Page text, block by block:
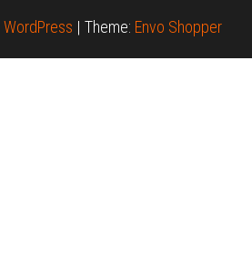
WordPress | Theme: Envo Shopper